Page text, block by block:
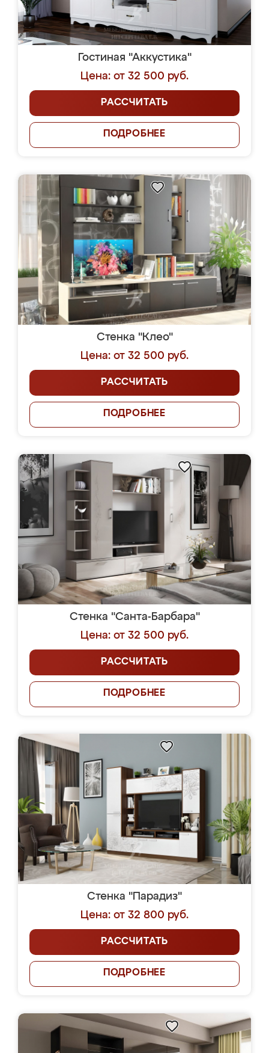
Гостиная "Аккустика"
Цена: от 32 500 руб.
РАССЧИТАТЬ
ПОДРОБНЕЕ
Стенка "Клео"
Цена: от 32 500 руб.
РАССЧИТАТЬ
ПОДРОБНЕЕ
Стенка "Санта-Барбара"
Цена: от 32 500 руб.
РАССЧИТАТЬ
ПОДРОБНЕЕ
Стенка "Парадиз"
Цена: от 32 800 руб.
РАССЧИТАТЬ
ПОДРОБНЕЕ